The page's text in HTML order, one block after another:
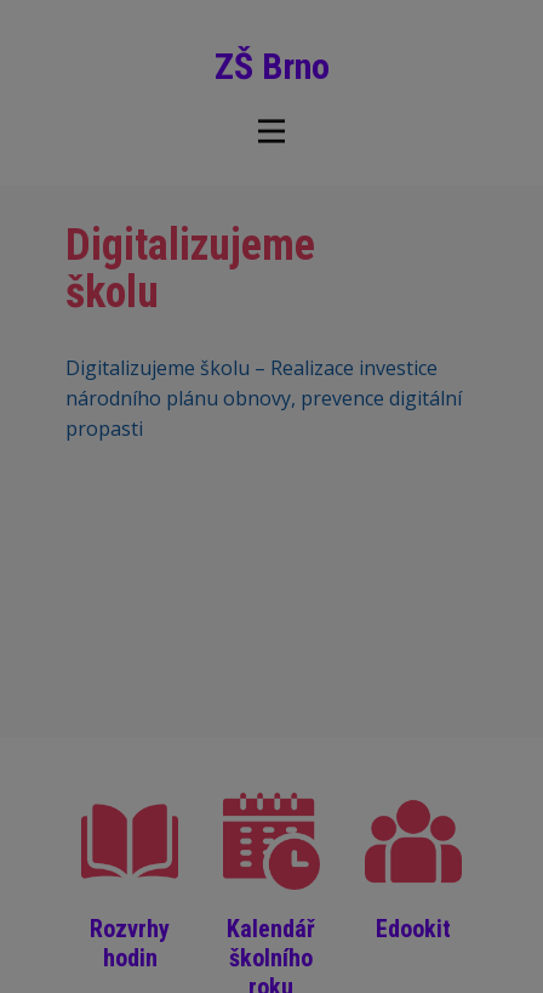
ZŠ Brno
Digitalizujeme
školu
Digitalizujeme školu – Realizace investice
národního plánu obnovy, prevence digitální
propasti
Rozvrhy
hodin
Kalendář
školního
roku
Edookit